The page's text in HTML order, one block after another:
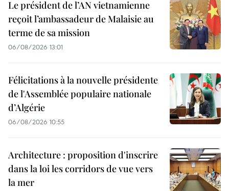
Le président de l’AN vietnamienne
reçoit l’ambassadeur de Malaisie au
terme de sa mission
06/08/2026 13:01
Félicitations à la nouvelle présidente
de l'Assemblée populaire nationale
d’Algérie
06/08/2026 10:55
Architecture : proposition d'inscrire
dans la loi les corridors de vue vers
la mer